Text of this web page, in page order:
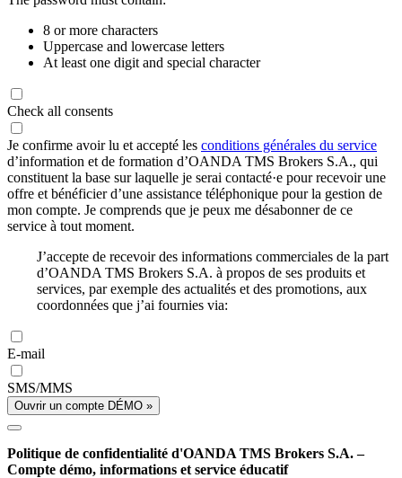
8 or more characters
Uppercase and lowercase letters
At least one digit and special character
Check all consents
Je confirme avoir lu et accepté les conditions générales du service
d’information et de formation d’OANDA TMS Brokers S.A., qui
constituent la base sur laquelle je serai contacté·e pour recevoir une
offre et bénéficier d’une assistance téléphonique pour la gestion de
mon compte. Je comprends que je peux me désabonner de ce
service à tout moment.
J’accepte de recevoir des informations commerciales de la part
d’OANDA TMS Brokers S.A. à propos de ses produits et
services, par exemple des actualités et des promotions, aux
coordonnées que j’ai fournies via:
E-mail
SMS/MMS
Ouvrir un compte DÉMO »
Politique de confidentialité d'OANDA TMS Brokers S.A. –
Compte démo, informations et service éducatif